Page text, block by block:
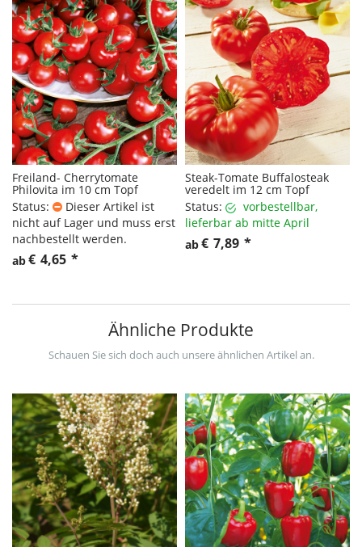
Freiland- Cherrytomate
Philovita im 10 cm Topf
Status:
Dieser Artikel ist
nicht auf Lager und muss erst
nachbestellt werden.
ab€ 4,65 *
Steak-Tomate Buffalosteak
veredelt im 12 cm Topf
Status:
vorbestellbar,
lieferbar ab mitte April
ab€ 7,89 *
Ähnliche Produkte
Schauen Sie sich doch auch unsere ähnlichen Artikel an.